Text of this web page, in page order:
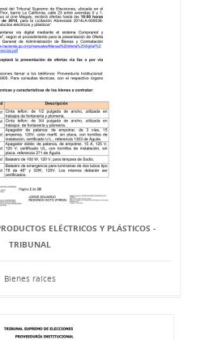
ELÉCTRICOS Y PLÁSTICOS -
TRIBUNAL
Bienes raíces